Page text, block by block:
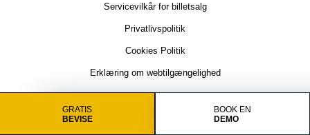
GRATIS
BEVISE
BOOK EN
DEMO
Servicevilkår for billetsalg
Privatlivspolitik
Cookies Politik
Erklæring om webtilgængelighed
© 2026 Timely. Alle rettigheder reserverede.